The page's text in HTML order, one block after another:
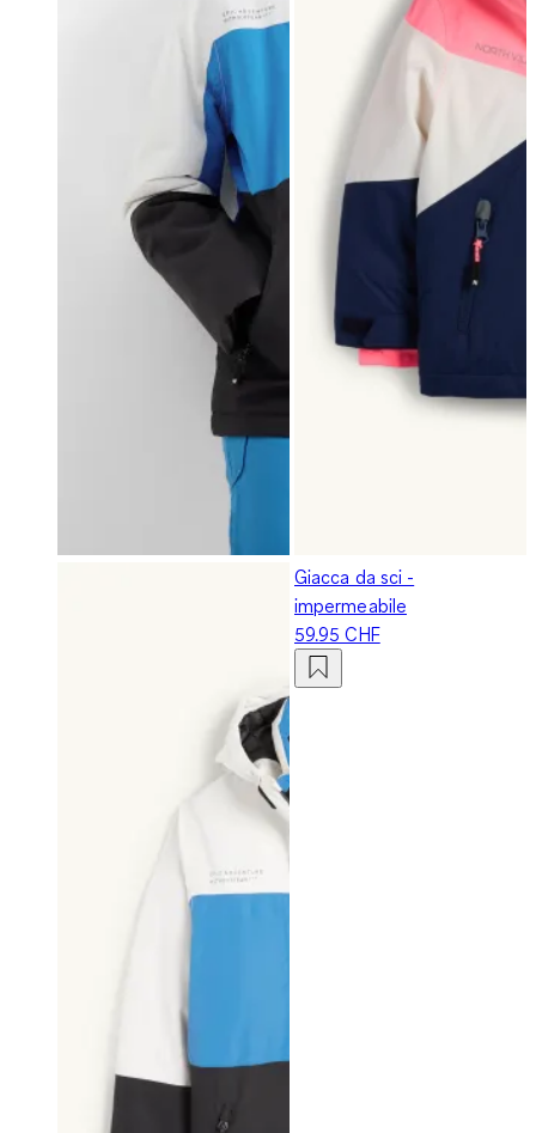
Giacca da sci -
impermeabile
59.95 CHF